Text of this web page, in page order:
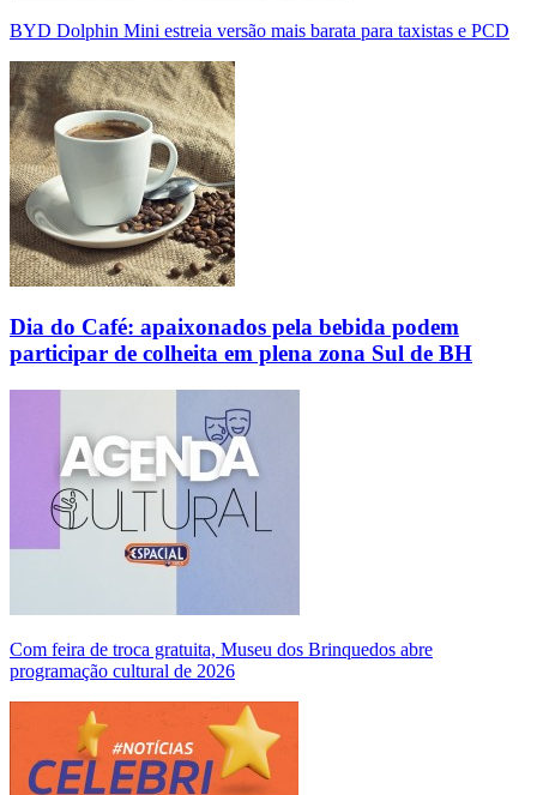
BYD Dolphin Mini estreia versão mais barata para taxistas e PCD
Dia do Café: apaixonados pela bebida podem
participar de colheita em plena zona Sul de BH
Com feira de troca gratuita, Museu dos Brinquedos abre
programação cultural de 2026